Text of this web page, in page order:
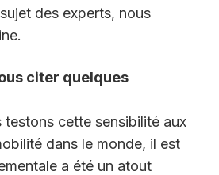
des experts, nous
citer quelques
cette sensibilité aux
dans le monde, il est
a été un atout